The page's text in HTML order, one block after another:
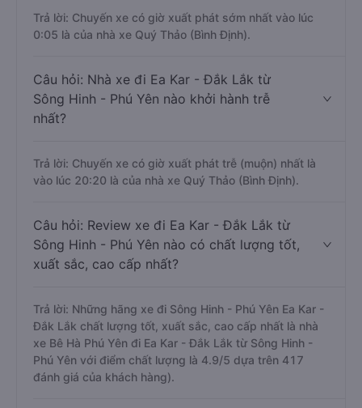
Trả lời: Chuyến xe có giờ xuất phát sớm nhất vào lúc
0:05 là của nhà xe Quý Thảo (Bình Định).
Câu hỏi: Nhà xe đi Ea Kar - Đắk Lắk từ
Sông Hinh - Phú Yên nào khởi hành trễ
nhất?
Trả lời: Chuyến xe có giờ xuất phát trễ (muộn) nhất là
vào lúc 20:20 là của nhà xe Quý Thảo (Bình Định).
Câu hỏi: Review xe đi Ea Kar - Đắk Lắk từ
Sông Hinh - Phú Yên nào có chất lượng tốt,
xuất sắc, cao cấp nhất?
Trả lời: Những hãng xe đi Sông Hinh - Phú Yên Ea Kar -
Đắk Lắk chất lượng tốt, xuất sắc, cao cấp nhất là nhà
xe Bê Hà Phú Yên đi Ea Kar - Đắk Lắk từ Sông Hinh -
Phú Yên với điểm chất lượng là 4.9/5 dựa trên 417
đánh giá của khách hàng).